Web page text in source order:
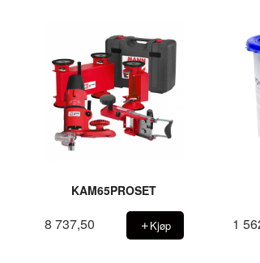
KAM65PROSET
8 737,50 Kjøp 1